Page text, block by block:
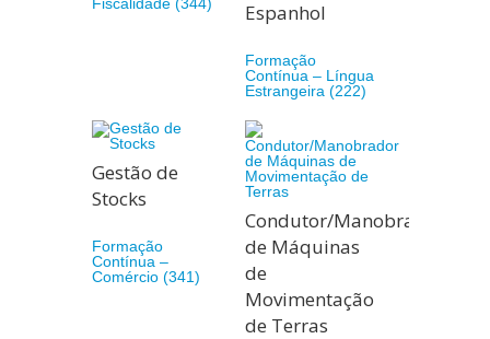
Espanhol
Formação
Contínua – Língua
Estrangeira (222)
Gestão de
Stocks
Formação
Contínua –
Comércio (341)
Condutor/Manobrador
de Máquinas
de
Movimentação
de Terras